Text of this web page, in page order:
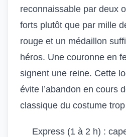
reconnaissable par deux
forts plutôt que par mille
rouge et un médaillon
héros. Une couronne en
signent une reine. Cette
évite l’abandon en cours
classique du costume
Express (1 à 2 h) :